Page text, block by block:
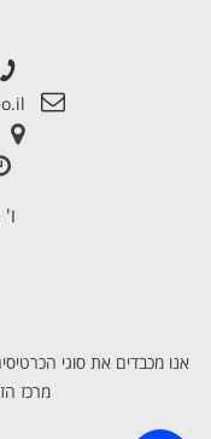
ו'
אנו מכבדים את סוגי
מרכז